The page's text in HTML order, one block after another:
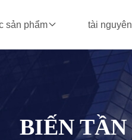
sản phẩm tài nguyên
BIẾN TẦN